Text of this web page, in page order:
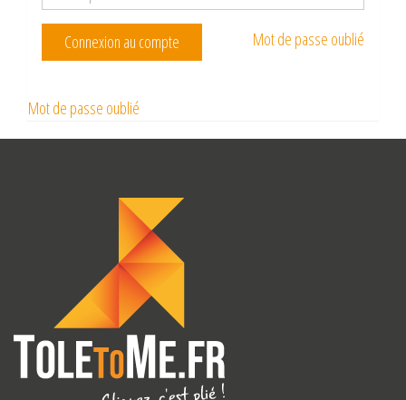
Connexion au compte Mot de passe oublié
Mot de passe oublié